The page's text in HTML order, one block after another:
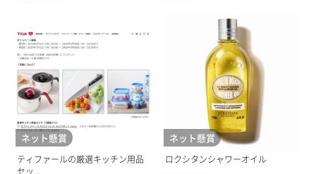
ネット懸賞
ティファールの厳選キッチン用品
セッ...
ネット懸賞
ロクシタンシャワーオイル